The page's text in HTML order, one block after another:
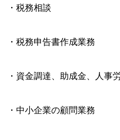
・税務相談
・税務申告書作成業務
・資金調達、助成金、人事
・中小企業の顧問業務